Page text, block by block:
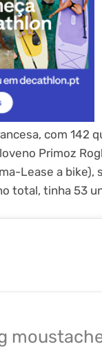
com 142
Primoz
Lease a bike),
total, tinha 53